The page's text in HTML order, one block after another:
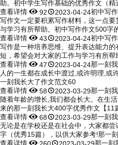
助。初中学生写作基础的优秀作文（精
查看详情922023-04-24初中写
写作文一定要积累写作材料，这一点
与学习有所帮助。初中写作作文500字
查看详情432023-04-24初中写
写作是一种培养思维、提升表达能力
短，希望会对大家的工作与学习有所帮
查看详情472023-04-24那一刻
人的一生都在成长中渡过,或许明理,或
一刻我长大了作文范文60
查看详情582023-03-29那一刻
随着年龄的增长,我们都会长大。在生
来的那一刻我长大400字优秀作文【11
查看详情682023-03-29那一刻
无论是在学校还是在社会中，大家都
字（优秀15篇），以供大家参考!那一
查看详情 2602023-03-29那一刻